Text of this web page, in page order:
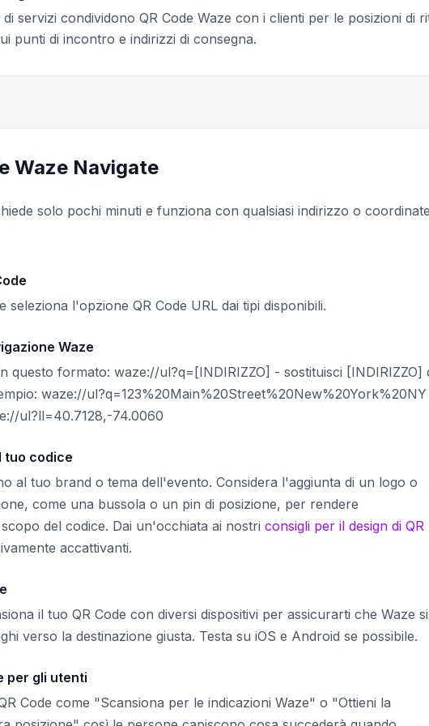
servizi condividono QR Code Waze con i clienti per le posizioni di
punti di incontro e indirizzi di consegna.
Waze Navigate
solo pochi minuti e funziona con qualsiasi indirizzo o
e seleziona l'opzione QR Code URL dai tipi disponibili.
Waze
questo formato: waze://ul?q=[INDIRIZZO] - sostituisci [INDIRIZZO]
waze://
ul?ll=40.7128,-74.0060
tuo codice
al tuo brand o tema dell'evento. Considera l'aggiunta di un logo o
come una bussola o un pin di posizione, per rendere
del codice. Dai un'occhiata ai nostri consigli per il design di QR
accattivanti.
il tuo QR Code con diversi dispositivi per assicurarti che Waze si
verso la destinazione giusta. Testa su iOS e Android se possibile.
per gli utenti
Code come "Scansiona per le indicazioni Waze" o "Ottieni la